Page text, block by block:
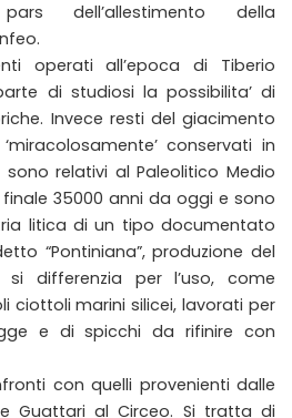
dell’allestimento della
operati all’epoca di Tiberio
di studiosi la possibilita’ di
Invece resti del giacimento
conservati in
relativi al Paleolitico Medio
35000 anni da oggi e sono
litica di un tipo documentato
“Pontiniana”, produzione del
si differenzia per l’uso, come
ciottoli marini silicei, lavorati per
e di spicchi da rifinire con
con quelli provenienti dalle
Guattari al Circeo. Si tratta di